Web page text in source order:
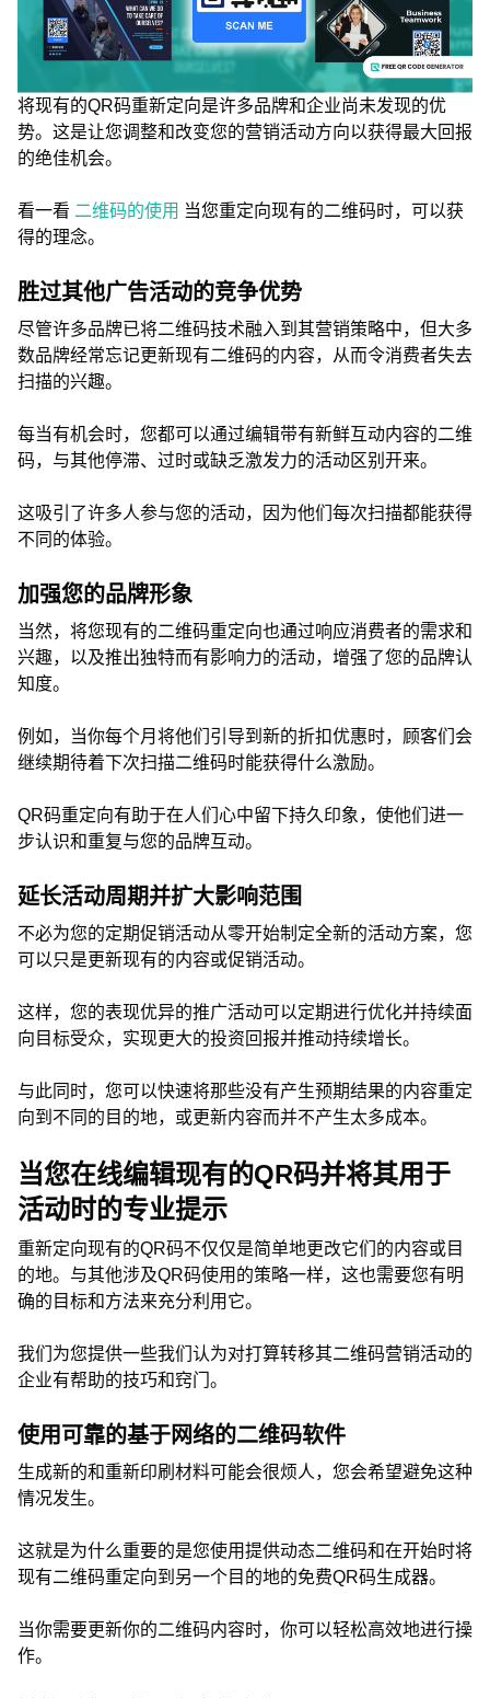
将现有的QR码重新定向是许多品牌和企业尚未发现的优
势。这是让您调整和改变您的营销活动方向以获得最大回报
的绝佳机会。
看一看 二维码的使用 当您重定向现有的二维码时，可以获
得的理念。
胜过其他广告活动的竞争优势
尽管许多品牌已将二维码技术融入到其营销策略中，但大多
数品牌经常忘记更新现有二维码的内容，从而令消费者失去
扫描的兴趣。
每当有机会时，您都可以通过编辑带有新鲜互动内容的二维
码，与其他停滞、过时或缺乏激发力的活动区别开来。
这吸引了许多人参与您的活动，因为他们每次扫描都能获得
不同的体验。
加强您的品牌形象
当然，将您现有的二维码重定向也通过响应消费者的需求和
兴趣，以及推出独特而有影响力的活动，增强了您的品牌认
知度。
例如，当你每个月将他们引导到新的折扣优惠时，顾客们会
继续期待着下次扫描二维码时能获得什么激励。
QR码重定向有助于在人们心中留下持久印象，使他们进一
步认识和重复与您的品牌互动。
延长活动周期并扩大影响范围
不必为您的定期促销活动从零开始制定全新的活动方案，您
可以只是更新现有的内容或促销活动。
这样，您的表现优异的推广活动可以定期进行优化并持续面
向目标受众，实现更大的投资回报并推动持续增长。
与此同时，您可以快速将那些没有产生预期结果的内容重定
向到不同的目的地，或更新内容而并不产生太多成本。
当您在线编辑现有的QR码并将其用于
活动时的专业提示
重新定向现有的QR码不仅仅是简单地更改它们的内容或目
的地。与其他涉及QR码使用的策略一样，这也需要您有明
确的目标和方法来充分利用它。
我们为您提供一些我们认为对打算转移其二维码营销活动的
企业有帮助的技巧和窍门。
使用可靠的基于网络的二维码软件
生成新的和重新印刷材料可能会很烦人，您会希望避免这种
情况发生。
这就是为什么重要的是您使用提供动态二维码和在开始时将
现有二维码重定向到另一个目的地的免费QR码生成器。
当你需要更新你的二维码内容时，你可以轻松高效地进行操
作。